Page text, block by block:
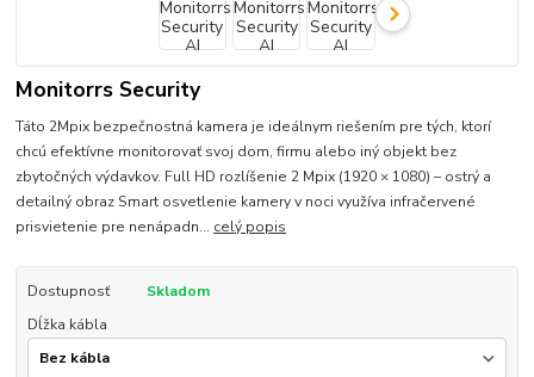
Monitorrs Security
Táto 2Mpix bezpečnostná kamera je ideálnym riešením pre tých, ktorí
chcú efektívne monitorovať svoj dom, firmu alebo iný objekt bez
zbytočných výdavkov. Full HD rozlíšenie 2 Mpix (1920 × 1080) – ostrý a
detailný obraz Smart osvetlenie kamery v noci využíva infračervené
prisvietenie pre nenápadn... celý popis
Dostupnosť
Skladom
Dĺžka kábla